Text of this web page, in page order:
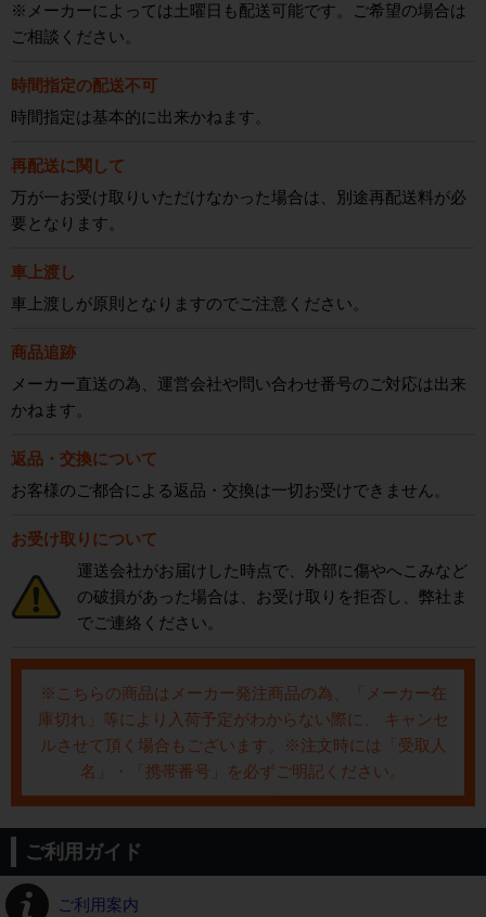
※メーカーによっては土曜日も配送可能です。ご希望の場合は
ご相談ください。
時間指定の配送不可
時間指定は基本的に出来かねます。
再配送に関して
万が一お受け取りいただけなかった場合は、別途再配送料が必
要となります。
車上渡し
車上渡しが原則となりますのでご注意ください。
商品追跡
メーカー直送の為、運営会社や問い合わせ番号のご対応は出来
かねます。
返品・交換について
お客様のご都合による返品・交換は一切お受けできません。
お受け取りについて
運送会社がお届けした時点で、外部に傷やへこみなど
の破損があった場合は、お受け取りを拒否し、弊社ま
でご連絡ください。
※こちらの商品はメーカー発注商品の為、「メーカー在
庫切れ」等により入荷予定がわからない際に、 キャンセ
ルさせて頂く場合もございます。※注文時には「受取人
名」・「携帯番号」を必ずご明記ください。
ご利用ガイド
ご利用案内